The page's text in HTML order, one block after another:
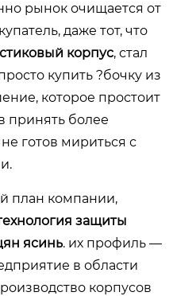
рынок очищается от
даже тот, что
корпус, стал
купить ?бочку из
которое простоит
принять более
готов мириться с
план компании,
защиты
ясинь. их профиль —
в области
корпусов